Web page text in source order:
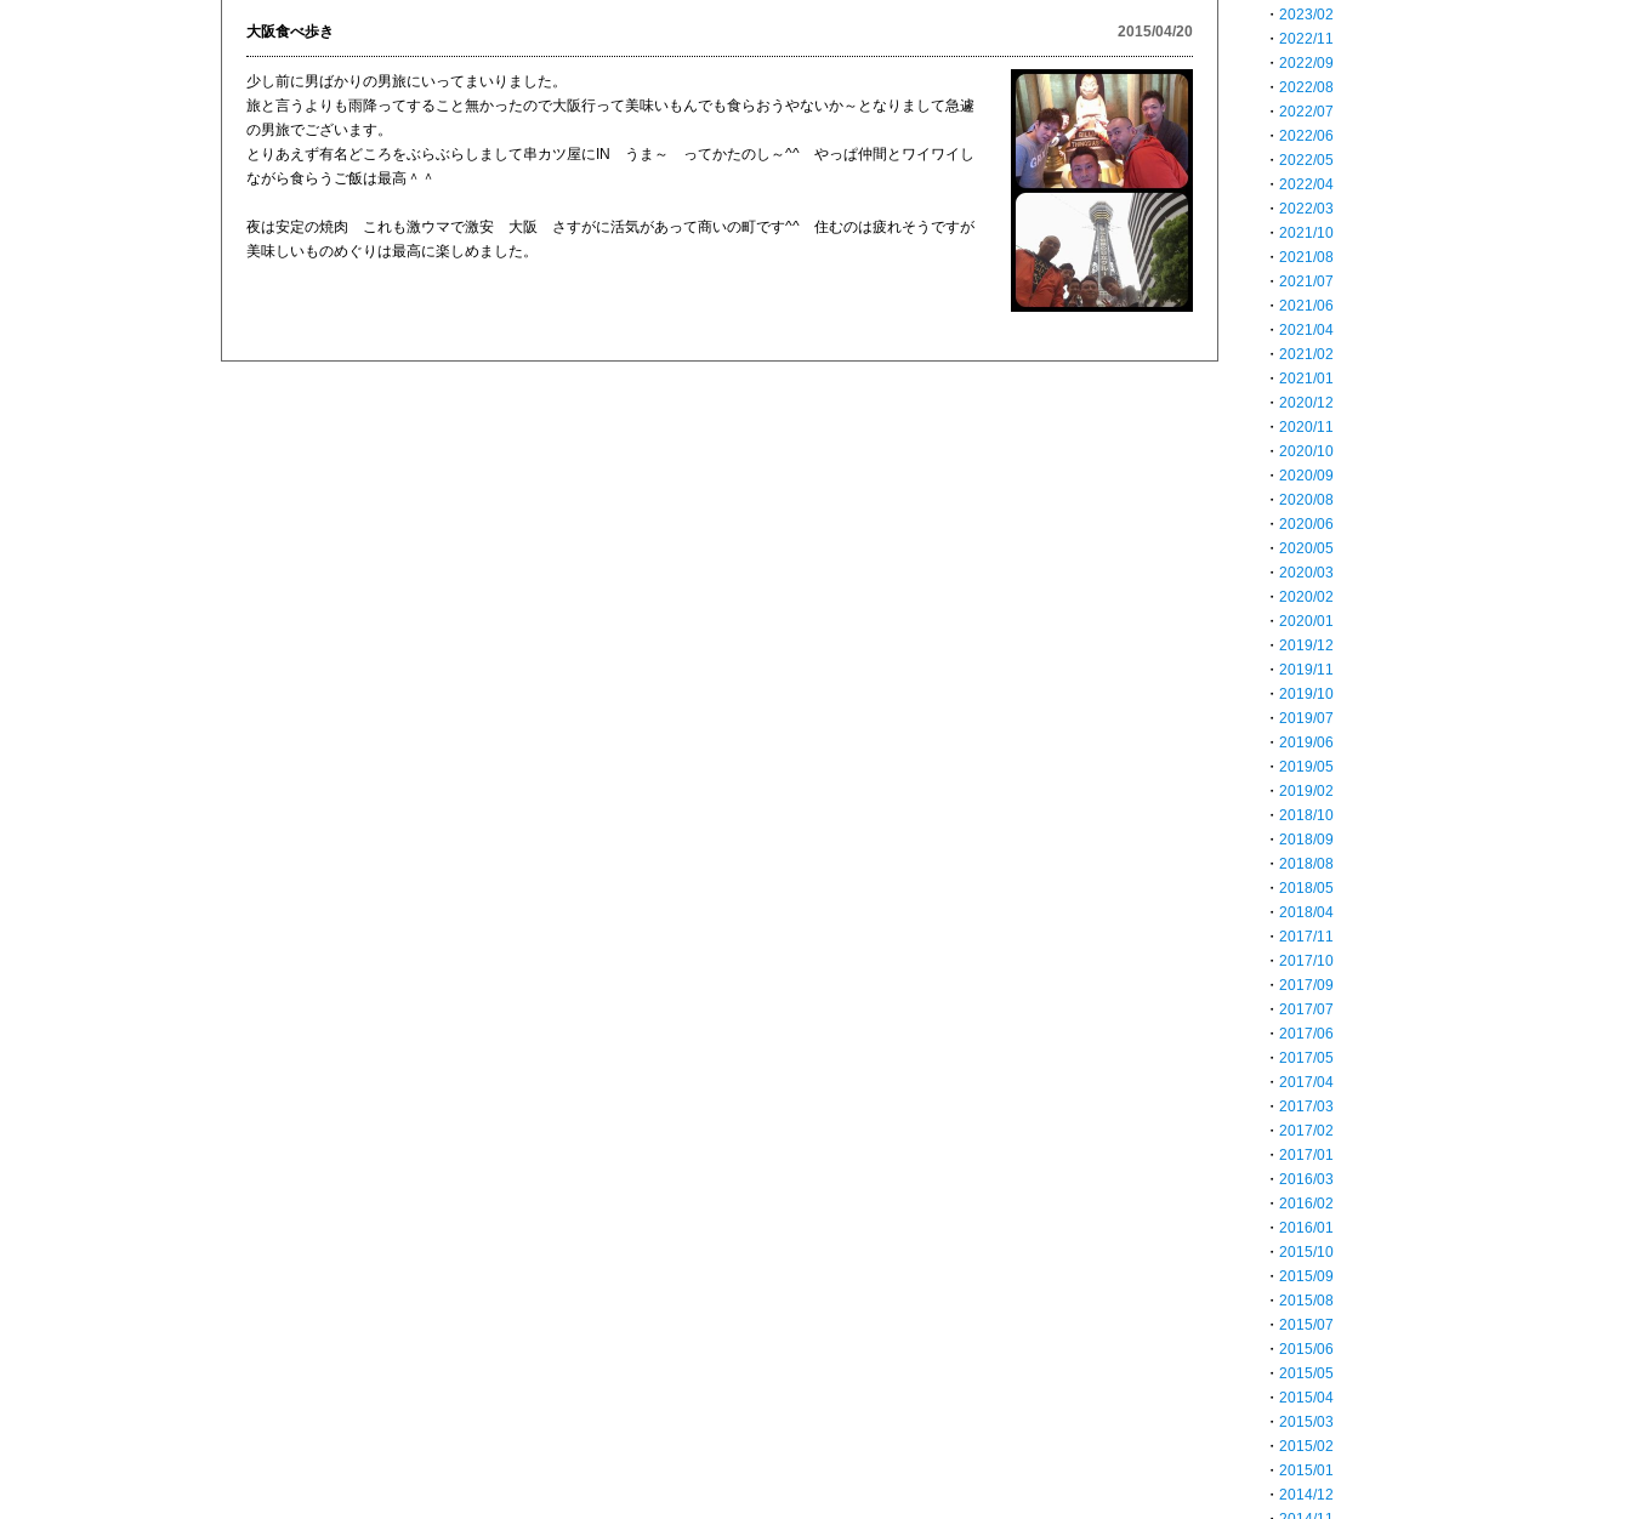
大阪食べ歩き 2015/04/20
少し前に男ばかりの男旅にいってまいりました。
旅と言うよりも雨降ってすること無かったので大阪行って美味いもんでも食らおうやないか～となりまして急遽
の男旅でございます。
とりあえず有名どころをぶらぶらしまして串カツ屋にIN うま～ ってかたのし～^^ やっぱ仲間とワイワイし
ながら食らうご飯は最高＾＾
夜は安定の焼肉 これも激ウマで激安 大阪 さすがに活気があって商いの町です^^ 住むのは疲れそうですが
美味しいものめぐりは最高に楽しめました。
・ 2023/02
・ 2022/11
・ 2022/09
・ 2022/08
・ 2022/07
・ 2022/06
・ 2022/05
・ 2022/04
・ 2022/03
・ 2021/10
・ 2021/08
・ 2021/07
・ 2021/06
・ 2021/04
・ 2021/02
・ 2021/01
・ 2020/12
・ 2020/11
・ 2020/10
・ 2020/09
・ 2020/08
・ 2020/06
・ 2020/05
・ 2020/03
・ 2020/02
・ 2020/01
・ 2019/12
・ 2019/11
・ 2019/10
・ 2019/07
・ 2019/06
・ 2019/05
・ 2019/02
・ 2018/10
・ 2018/09
・ 2018/08
・ 2018/05
・ 2018/04
・ 2017/11
・ 2017/10
・ 2017/09
・ 2017/07
・ 2017/06
・ 2017/05
・ 2017/04
・ 2017/03
・ 2017/02
・ 2017/01
・ 2016/03
・ 2016/02
・ 2016/01
・ 2015/10
・ 2015/09
・ 2015/08
・ 2015/07
・ 2015/06
・ 2015/05
・ 2015/04
・ 2015/03
・ 2015/02
・ 2015/01
・ 2014/12